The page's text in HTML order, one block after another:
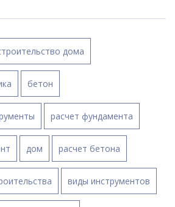
дома
бетон
расчет фундамента
дом расчет бетона
виды инструментов